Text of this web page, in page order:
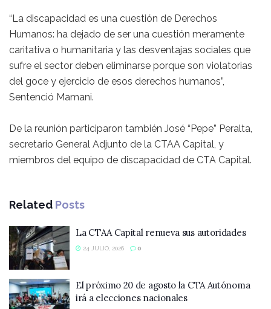
“La discapacidad es una cuestión de Derechos
Humanos: ha dejado de ser una cuestión meramente
caritativa o humanitaria y las desventajas sociales que
sufre el sector deben eliminarse porque son violatorias
del goce y ejercicio de esos derechos humanos”,
Sentenció Mamani.
De la reunión participaron también José “Pepe” Peralta,
secretario General Adjunto de la CTAA Capital, y
miembros del equipo de discapacidad de CTA Capital.
Related Posts
La CTAA Capital renueva sus autoridades
24 JULIO, 2026 0
El próximo 20 de agosto la CTA Autónoma
irá a elecciones nacionales